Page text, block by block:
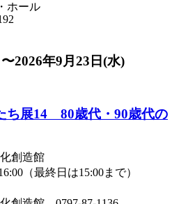
ホール
2026年9月23日(水)
ち展14 80歳代・90歳代の
創造館
（最終日は15:00まで）